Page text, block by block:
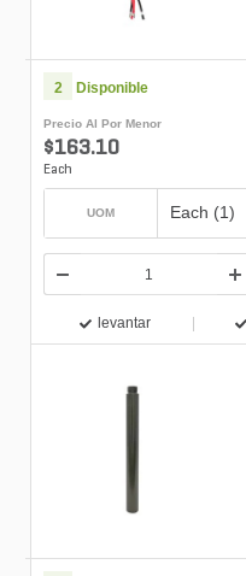
2 Disponible
Precio Al Por Menor
$163.10
Each
UOM Each (1)
levantar